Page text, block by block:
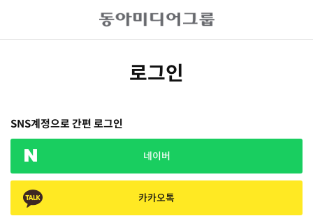
로그인
SNS계정으로 간편 로그인
네이버
카카오톡